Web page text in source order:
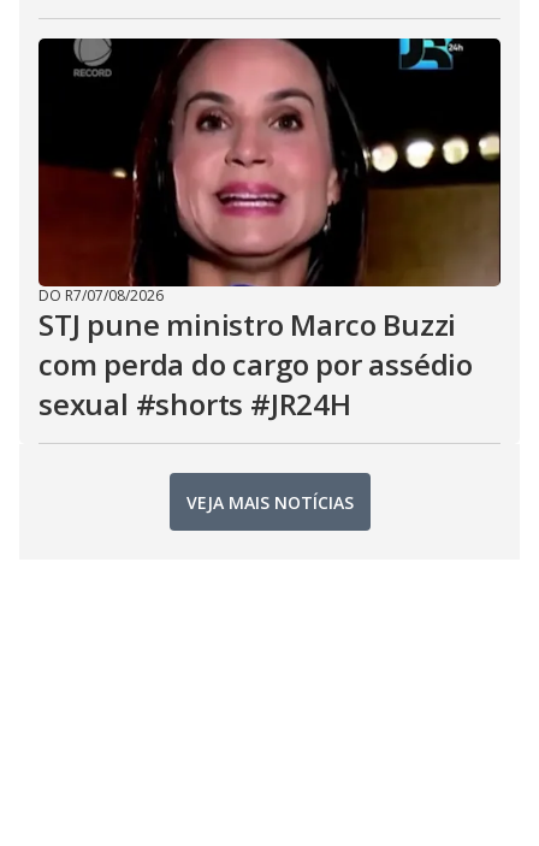
DO R7/07/08/2026
STJ pune ministro Marco Buzzi
com perda do cargo por assédio
sexual #shorts #JR24H
VEJA MAIS NOTÍCIAS